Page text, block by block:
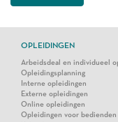
OPLEIDINGEN
Arbeidsdeal en individueel
Opleidingsplanning
Interne opleidingen
Externe opleidingen
Online opleidingen
Opleidingen voor bedienden